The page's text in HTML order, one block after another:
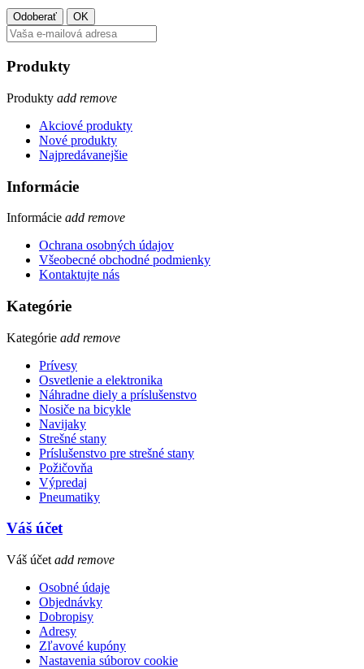
Produkty
Produkty add remove
Akciové produkty
Nové produkty
Najpredávanejšie
Informácie
Informácie add remove
Ochrana osobných údajov
Všeobecné obchodné podmienky
Kontaktujte nás
Kategórie
Kategórie add remove
Prívesy
Osvetlenie a elektronika
Náhradne diely a príslušenstvo
Nosiče na bicykle
Navijaky
Strešné stany
Príslušenstvo pre strešné stany
Požičovňa
Výpredaj
Pneumatiky
Váš účet
Váš účet add remove
Osobné údaje
Objednávky
Dobropisy
Adresy
Zľavové kupóny
Nastavenia súborov cookie